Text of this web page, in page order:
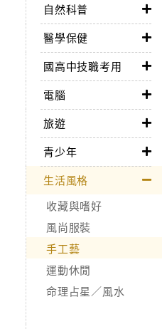
自然科普
醫學保健
國高中技職考用
電腦
旅遊
青少年
生活風格
收藏與嗜好
風尚服裝
手工藝
運動休閒
命理占星／風水